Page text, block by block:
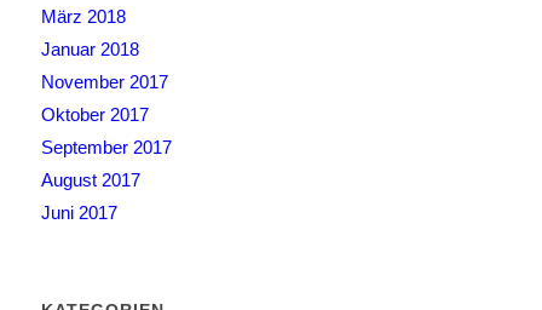
März 2018
Januar 2018
November 2017
Oktober 2017
September 2017
August 2017
Juni 2017